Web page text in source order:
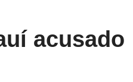
acusado